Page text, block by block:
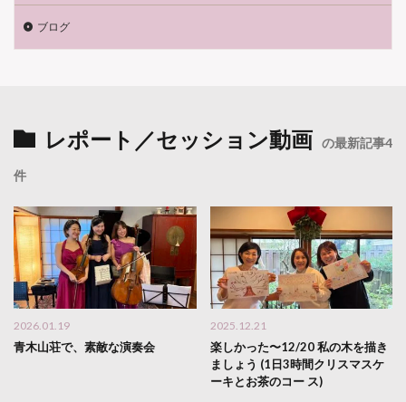
ブログ
レポート／セッション動画 の最新記事4
件
2026.01.19
青木山荘で、素敵な演奏会
2025.12.21
楽しかった〜12/20 私の木を描き
ましょう (1日3時間クリスマスケ
ーキとお茶のコー ス)